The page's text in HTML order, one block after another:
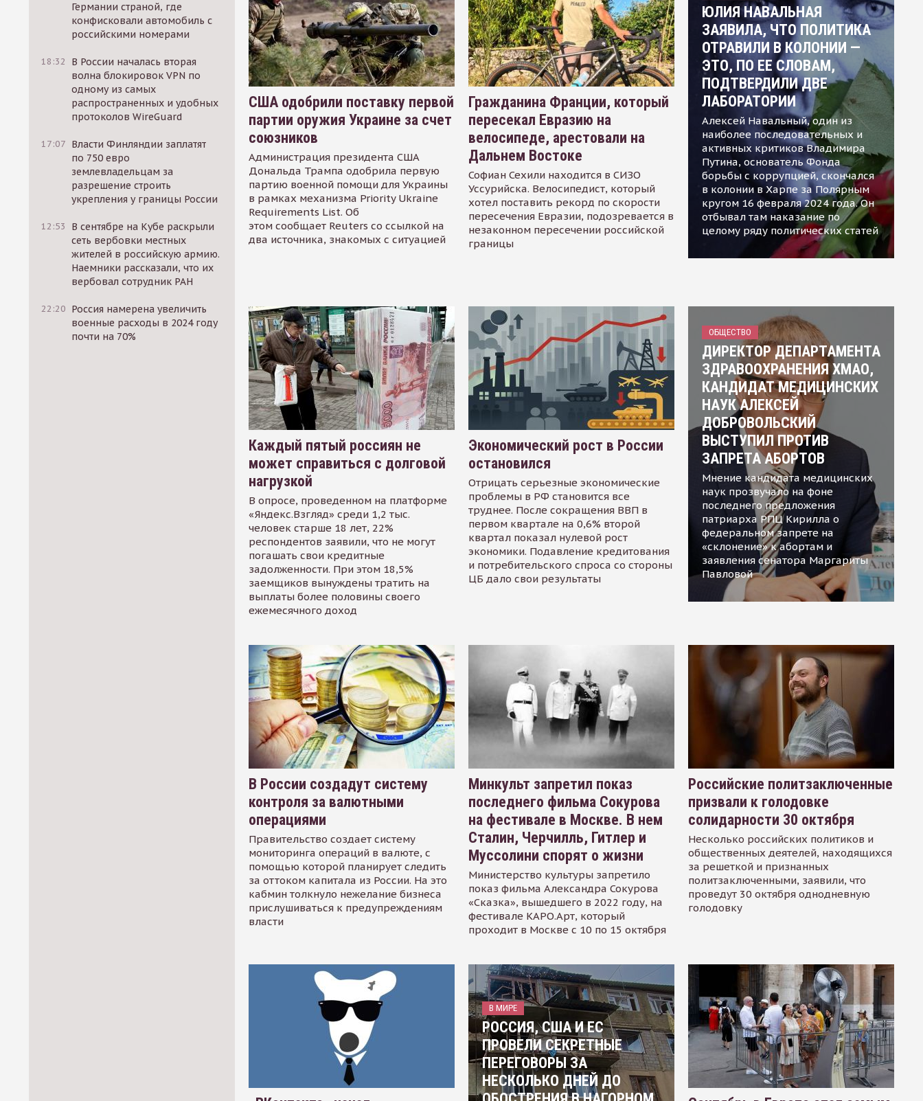
Германии страной, где
конфисковали автомобиль с
российскими номерами
18:32
В России началась вторая
волна блокировок VPN по
одному из самых
распространенных и удобных
протоколов WireGuard
17:07 Власти Финляндии заплатят
по 750 евро
землевладельцам за
разрешение строить
укрепления у границы России
12:53
В сентябре на Кубе раскрыли
сеть вербовки местных
жителей в российскую армию.
Наемники рассказали, что их
вербовал сотрудник РАН
22:20 Россия намерена увеличить
военные расходы в 2024 году
почти на 70%
США одобрили поставку первой
партии оружия Украине за счет
союзников
Администрация президента США
Дональда Трампа одобрила первую
партию военной помощи для Украины
в рамках механизма Priority Ukraine
Requirements List. Об
этом сообщает Reuters со ссылкой на
два источника, знакомых с ситуацией
Гражданина Франции, который
пересекал Евразию на
велосипеде, арестовали на
Дальнем Востоке
Софиан Сехили находится в СИЗО
Уссурийска. Велосипедист, который
хотел поставить рекорд по скорости
пересечения Евразии, подозревается в
незаконном пересечении российской
границы
ЮЛИЯ НАВАЛЬНАЯ
ЗАЯВИЛА, ЧТО ПОЛИТИКА
ОТРАВИЛИ В КОЛОНИИ —
ЭТО, ПО ЕЕ СЛОВАМ,
ПОДТВЕРДИЛИ ДВЕ
ЛАБОРАТОРИИ
Алексей Навальный, один из
наиболее последовательных и
активных критиков Владимира
Путина, основатель Фонда
борьбы с коррупцией, скончался
в колонии в Харпе за Полярным
кругом 16 февраля 2024 года. Он
отбывал там наказание по
целому ряду политических статей
Каждый пятый россиян не
может справиться с долговой
нагрузкой
В опросе, проведенном на платформе
«Яндекс.Взгляд» среди 1,2 тыс.
человек старше 18 лет, 22%
респондентов заявили, что не могут
погашать свои кредитные
задолженности. При этом 18,5%
заемщиков вынуждены тратить на
выплаты более половины своего
ежемесячного доход
Экономический рост в России
остановился
Отрицать серьезные экономические
проблемы в РФ становится все
труднее. После сокращения ВВП в
первом квартале на 0,6% второй
квартал показал нулевой рост
экономики. Подавление кредитования
и потребительского спроса со стороны
ЦБ дало свои результаты
ОБЩЕСТВО
ДИРЕКТОР ДЕПАРТАМЕНТА
ЗДРАВООХРАНЕНИЯ ХМАО,
КАНДИДАТ МЕДИЦИНСКИХ
НАУК АЛЕКСЕЙ
ДОБРОВОЛЬСКИЙ
ВЫСТУПИЛ ПРОТИВ
ЗАПРЕТА АБОРТОВ
Мнение кандидата медицинских
наук прозвучало на фоне
последнего предложения
патриарха РПЦ Кирилла о
федеральном запрете на
«склонение» к абортам и
заявления сенатора Маргариты
Павловой
В России создадут систему
контроля за валютными
операциями
Правительство создает систему
мониторинга операций в валюте, с
помощью которой планирует следить
за оттоком капитала из России. На это
кабмин толкнуло нежелание бизнеса
прислушиваться к предупреждениям
власти
Минкульт запретил показ
последнего фильма Сокурова
на фестивале в Москве. В нем
Сталин, Черчилль, Гитлер и
Муссолини спорят о жизни
Министерство культуры запретило
показ фильма Александра Сокурова
«Сказка», вышедшего в 2022 году, на
фестивале КАРО.Арт, который
проходит в Москве с 10 по 15 октября
Российские политзаключенные
призвали к голодовке
солидарности 30 октября
Несколько российских политиков и
общественных деятелей, находящихся
за решеткой и признанных
политзаключенными, заявили, что
проведут 30 октября однодневную
голодовку
В МИРЕ
РОССИЯ, США И ЕС
ПРОВЕЛИ СЕКРЕТНЫЕ
ПЕРЕГОВОРЫ ЗА
НЕСКОЛЬКО ДНЕЙ ДО